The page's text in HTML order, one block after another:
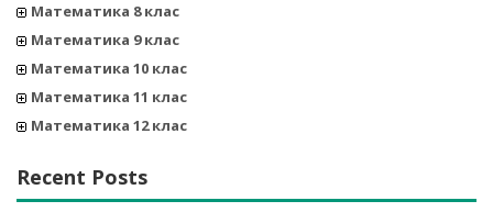
Математика 8 клас
Математика 9 клас
Математика 10 клас
Математика 11 клас
Математика 12 клас
Recent Posts